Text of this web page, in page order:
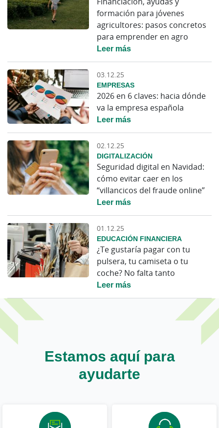
formación para jóvenes
agricultores: pasos concretos
para emprender en agro
Leer más
03.12.25
EMPRESAS
2026 en 6 claves: hacia dónde
va la empresa española
Leer más
02.12.25
DIGITALIZACIÓN
Seguridad digital en Navidad:
cómo evitar caer en los
“villancicos del fraude online”
Leer más
01.12.25
EDUCACIÓN FINANCIERA
¿Te gustaría pagar con tu
pulsera, tu camiseta o tu
coche? No falta tanto
Leer más
Estamos aquí para
ayudarte